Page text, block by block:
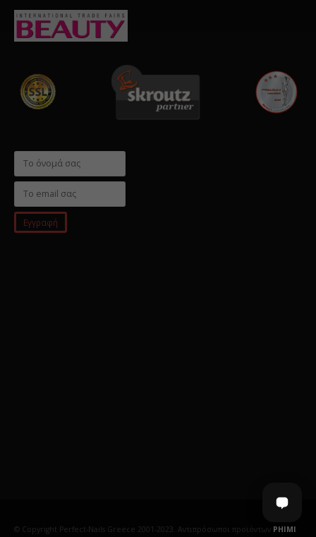
© Copyright Perfect-Nails Greece 2001-2023. Αντιπρόσωποι προϊόντων PHIMI